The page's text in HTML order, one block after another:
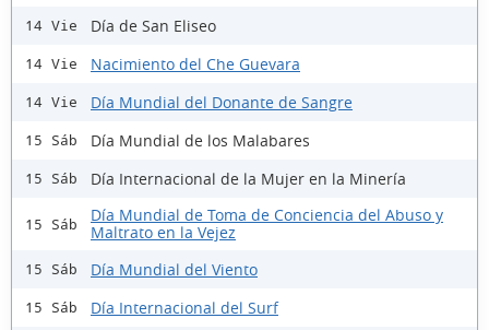
14 Vie Día de San Eliseo
14 Vie Nacimiento del Che Guevara
14 Vie Día Mundial del Donante de Sangre
15 Sáb Día Mundial de los Malabares
15 Sáb Día Internacional de la Mujer en la Minería
15 Sáb
Día Mundial de Toma de Conciencia del Abuso y
Maltrato en la Vejez
15 Sáb Día Mundial del Viento
15 Sáb Día Internacional del Surf